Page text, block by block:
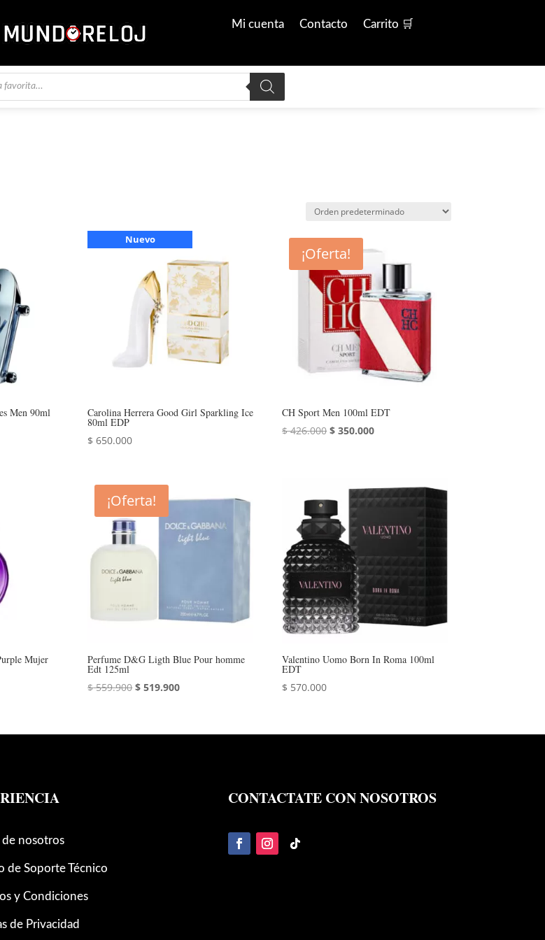
Mi cuenta Contacto Carrito 🛒
Men 90ml
Nuevo
Carolina Herrera Good Girl Sparkling Ice
80ml EDP
$ 650.000
¡Oferta!
CH Sport Men 100ml EDT
$426.000 El
$ 426.000.
$ 350.000El
$ 350.000.
Mujer
¡Oferta!
Perfume D&G Ligth Blue Pour homme
Edt 125ml
$559.900El
era:
$ 519.900El
es:
Valentino Uomo Born In Roma 100ml
EDT
$ 570.000
de nosotros
de Soporte Técnico
y Condiciones
de Privacidad
CONTACTATE CON NOSOTROS